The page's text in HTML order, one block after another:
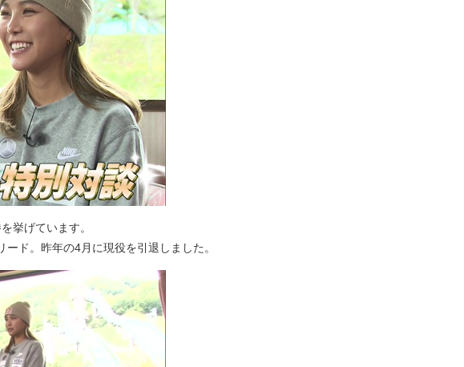
挙げています。
ド。昨年の4月に現役を引退しました。